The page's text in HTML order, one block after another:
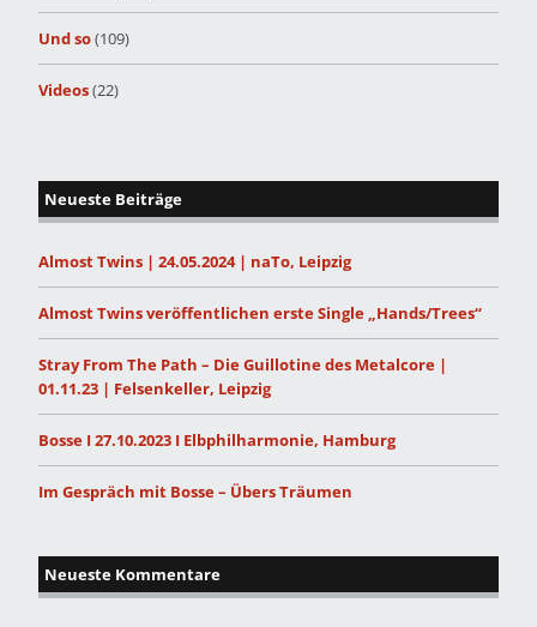
Und so(109)
Videos(22)
Neueste Beiträge
Almost Twins | 24.05.2024 | naTo, Leipzig
Almost Twins veröffentlichen erste Single „Hands/Trees“
Stray From The Path – Die Guillotine des Metalcore |
01.11.23 | Felsenkeller, Leipzig
Bosse I 27.10.2023 I Elbphilharmonie, Hamburg
Im Gespräch mit Bosse – Übers Träumen
Neueste Kommentare